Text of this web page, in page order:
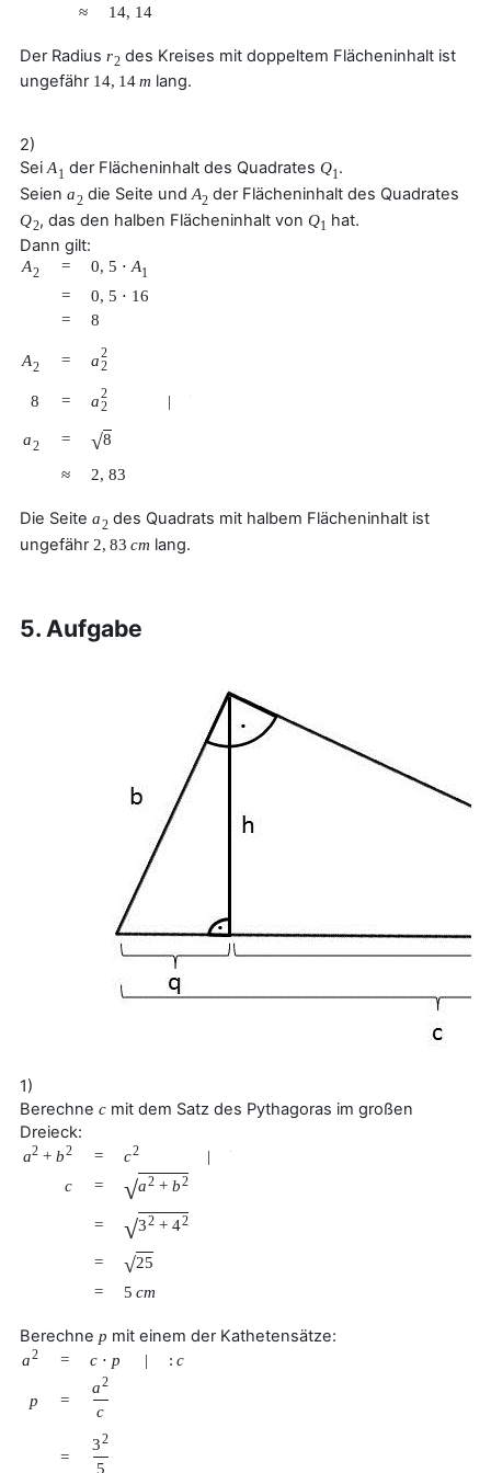
≈ 14, 14
Der Radius r2des Kreises mit doppeltem Flächeninhalt ist
ungefähr 14, 14m lang.
2)
SeiA1 der Flächeninhalt des Quadrates Q1.
Seien a2die Seite undA2 der Flächeninhalt des Quadrates
Q2, das den halben Flächeninhalt von Q1 hat.
Dann gilt:
A2 = 0, 5 ⋅ A1
= 0, 5 ⋅ 16
=
8
A2 = a2
2
8 = a2
2
|
a2 = √8
≈ 2, 83
Die Seite a2des Quadrats mit halbem Flächeninhalt ist
ungefähr 2, 83 cm lang.
5. Aufgabe
1)
Berechne c mit dem Satz des Pythagoras im großen
Dreieck:
a2 + b2 = c2 |
c = √a2 + b2
= √32 + 42
= √25
=
5 cm
Berechne p mit einem der Kathetensätze:
a2 = c ⋅ p | : c
p =
a2
c
=
32
5